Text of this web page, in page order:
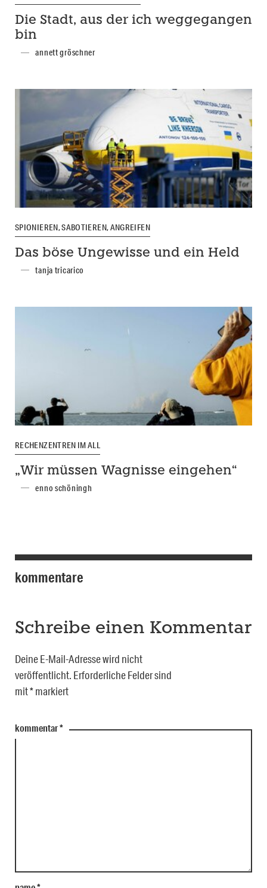
Die Stadt, aus der ich weggegangen
bin
annett gröschner
SPIONIEREN, SABOTIEREN, ANGREIFEN
Das böse Ungewisse und ein Held
tanja tricarico
RECHENZENTREN IM ALL
„Wir müssen Wagnisse eingehen“
enno schöningh
kommentare
Schreibe einen Kommentar
Deine E-Mail-Adresse wird nicht
veröffentlicht. Erforderliche Felder sind
mit*markiert
kommentar*